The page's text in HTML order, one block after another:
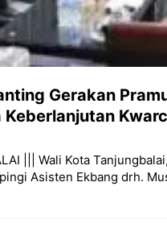
Gerakan
Keberlanjutan
||| Wali Kota
Asisten Ekbang drh.